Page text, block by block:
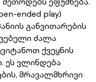
ended play)
განვითარების
ძალა
ქვეყნის
ეს ვლინდება
მრავალმხრივი